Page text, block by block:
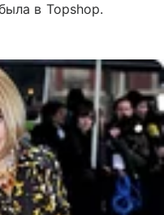
в Topshop.